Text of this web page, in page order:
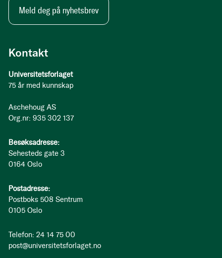
Kontakt
Universitetsforlaget
75 år med kunnskap
Aschehoug AS
Org.nr: 935 302 137
Besøksadresse:
Sehesteds gate 3
0164 Oslo
Postadresse:
Postboks 508 Sentrum
0105 Oslo
Telefon: 24 14 75 00
post@universitetsforlaget.no
Meld deg på nyhetsbrev